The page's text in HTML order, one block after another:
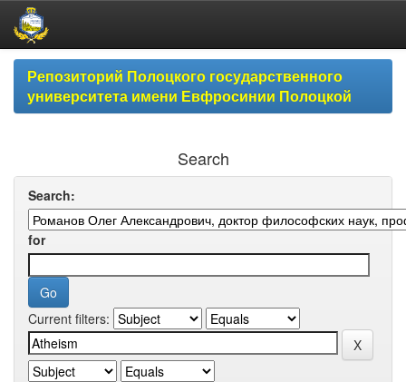
Skip
navigationРепозиторий Полоцкого государственного
университета имени Евфросинии Полоцкой
Search
Search:
for
Current filters: